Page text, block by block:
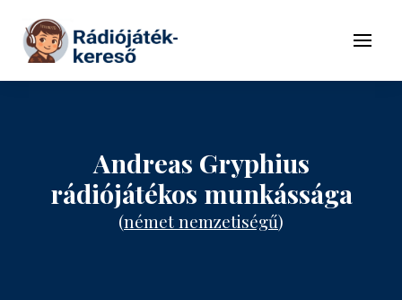
Tovább a tartalomhoz
Menü
Andreas Gryphius
rádiójátékos munkássága
(német nemzetiségű)